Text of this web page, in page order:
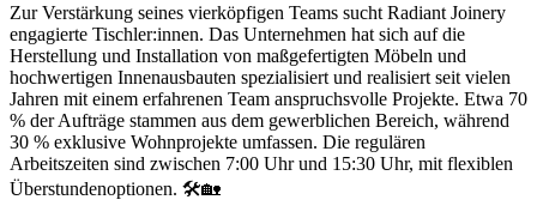
Zur Verstärkung seines vierköpfigen Teams sucht Radiant Joinery
engagierte Tischler:innen. Das Unternehmen hat sich auf die
Herstellung und Installation von maßgefertigten Möbeln und
hochwertigen Innenausbauten spezialisiert und realisiert seit vielen
Jahren mit einem erfahrenen Team anspruchsvolle Projekte. Etwa 70
% der Aufträge stammen aus dem gewerblichen Bereich, während
30 % exklusive Wohnprojekte umfassen. Die regulären
Arbeitszeiten sind zwischen 7:00 Uhr und 15:30 Uhr, mit flexiblen
Überstundenoptionen. 🛠️🏡